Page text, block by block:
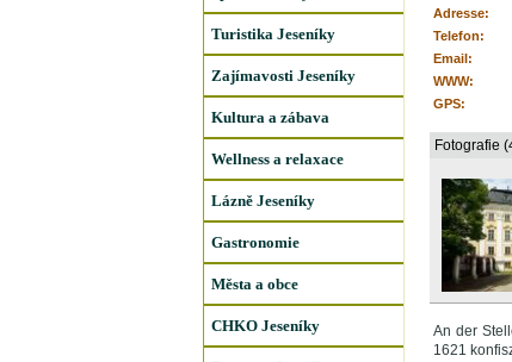
Turistika Jeseníky
Zajímavosti Jeseníky
Kultura a zábava
Wellness a relaxace
Lázně Jeseníky
Gastronomie
Města a obce
CHKO Jeseníky
Adresse:
Telefon:
Email:
WWW:
GPS:
Fotografie
An der
1621